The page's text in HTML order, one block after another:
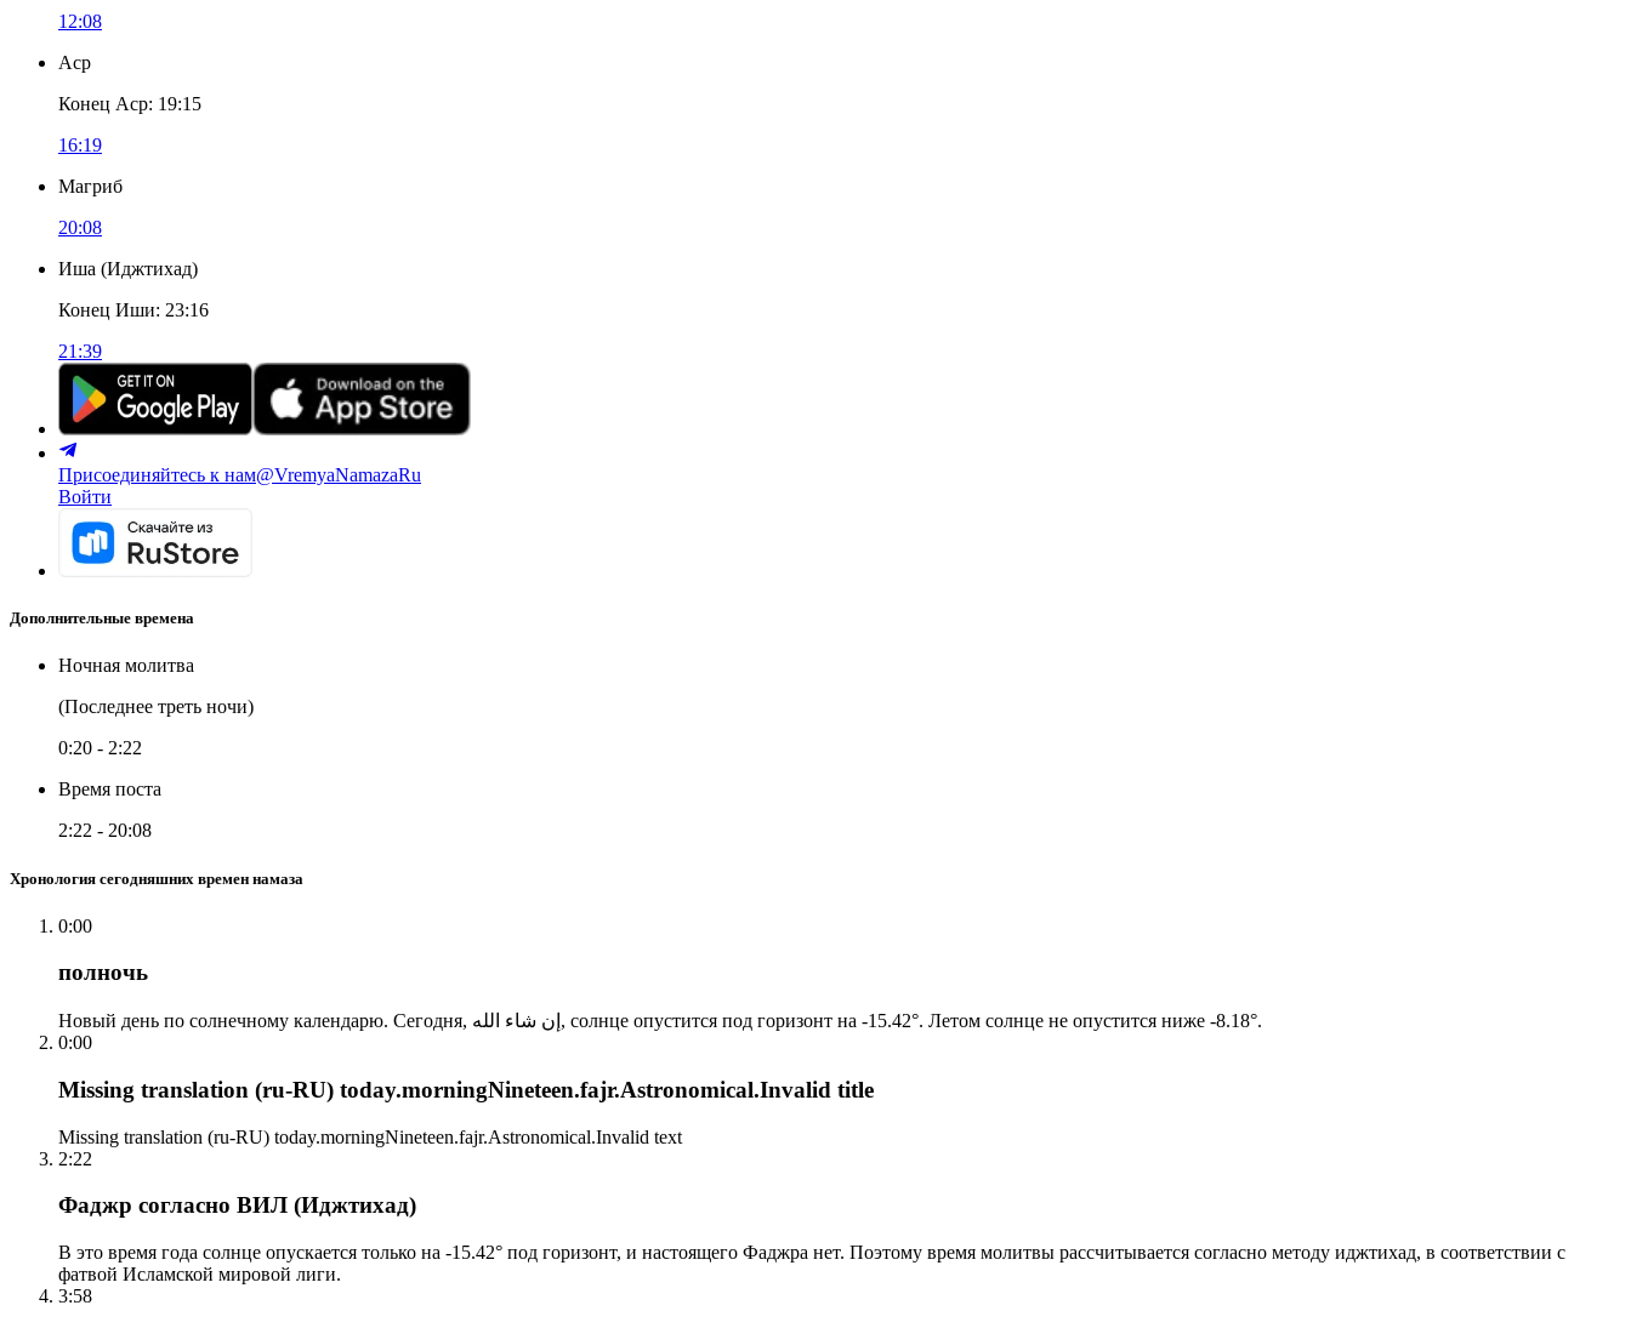
12:08
Аср
Конец Аср: 19:15
16:19
Магриб
20:08
Иша (Иджтихад)
Конец Иши: 23:16
21:39
Присоединяйтесь к нам@VremyaNamazaRu
Войти
Дополнительные времена
Ночная молитва
(Последнее треть ночи)
0:20 - 2:22
Время поста
2:22 - 20:08
Хронология сегодняшних времен намаза
0:00
полночь
Новый день по солнечному календарю. Сегодня, إن شاء الله, солнце опустится под горизонт на -15.42°. Летом солнце не опустится ниже -8.18°.
0:00
Missing translation (ru-RU) today.morningNineteen.fajr.Astronomical.Invalid title
Missing translation (ru-RU) today.morningNineteen.fajr.Astronomical.Invalid text
2:22
Фаджр согласно ВИЛ (Иджтихад)
В это время года солнце опускается только на -15.42° под горизонт, и настоящего Фаджра нет. Поэтому время молитвы рассчитывается согласно методу иджтихад, в соответствии с
фатвой Исламской мировой лиги.
3:58